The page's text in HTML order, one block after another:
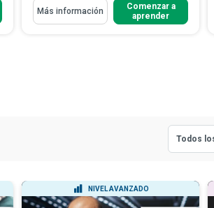
Aprenderás Cómo
Identificar cómo implementar
Más información
Comenzar a
aprender
Todos
Cursos
NIVEL AVANZADO